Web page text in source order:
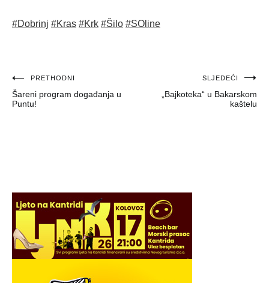
#Dobrinj #Kras #Krk #Šilo #SOline
Navigacija
objava
PRETHODNI
Šareni program događanja u
Puntu!
SLJEDEĆI
„Bajkoteka“ u Bakarskom
kaštelu